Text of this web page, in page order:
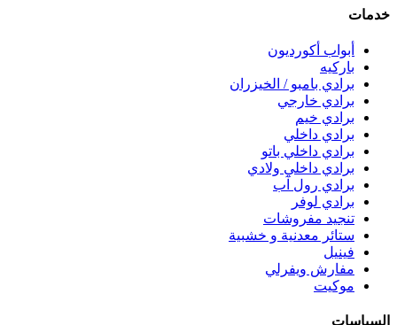
خدمات
أبواب أكورديون
باركيه
برادي بامبو / الخيزران
برادي خارجي
برادي خيم
برادي داخلي
برادي داخلي باتو
برادي داخلي ولادي
برادي رول آب
برادي لوفر
تنجيد مفروشات
ستائر معدنية و خشبية
فينيل
مفارش ويفرلي
موكيت
السياسات